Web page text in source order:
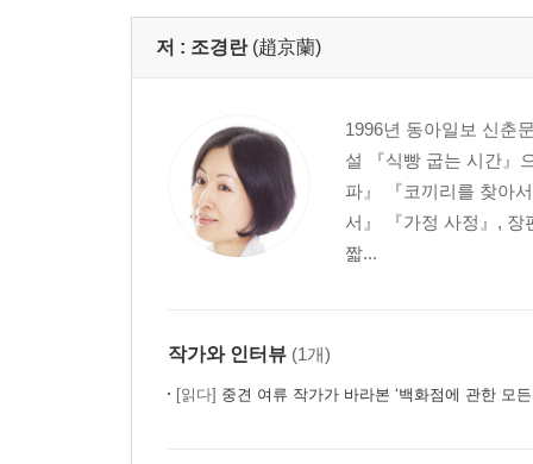
저 : 조경란 (趙京蘭)
1996년 동아일보 신춘
설 『식빵 굽는 시간』
파』 『코끼리를 찾아
서』 『가정 사정』,
짧...
작가와 인터뷰 (1개)
[읽다] 중견 여류 작가가 바라본 ‘백화점에 관한 모든 것’